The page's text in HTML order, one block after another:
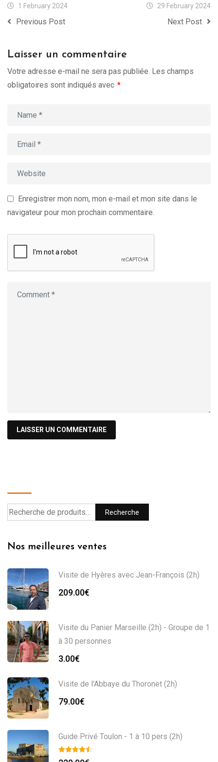
1 February 2024
Previous Post
29 February 2024
Next Post
Laisser un commentaire
Votre adresse e-mail ne sera pas publiée. Les champs
obligatoires sont indiqués avec *
Enregistrer mon nom, mon e-mail et mon site dans le
navigateur pour mon prochain commentaire.
Recherche
Nos meilleures ventes
Visite de Hyères avec Jean-François (2h)
209.00€
Visite du Panier Marseille (2h) - Groupe de 1
à 30 personnes
3.00€
Visite de l'Abbaye du Thoronet (2h)
79.00€
Guide Privé Toulon - 1 à 10 pers (2h)